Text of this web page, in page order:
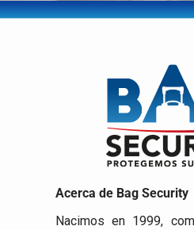
Acerca de Bag Security
Nacimos en 1999,